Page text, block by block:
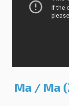
Ма / Ma